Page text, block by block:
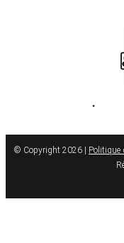
•
© Copyright 2026 | Politique